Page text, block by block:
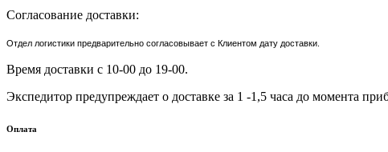
Согласование доставки:
Отдел логистики предварительно согласовывает с Клиентом дату доставки.
Время доставки с 10-00 до 19-00.
Экспедитор предупреждает о доставке за 1 -1,5 часа до момента
Оплата